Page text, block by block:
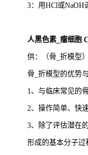
3：用HCl或NaOH
人黑色素_瘤细胞
供：（骨_折模型）
骨_折模型的优势与
1、与临床常见的
2、操作简单、快
3、除了评估潜在
形成的基本分子过